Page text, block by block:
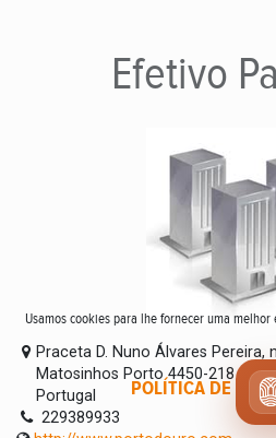
Efetivo
Praceta D. Nuno Álvares Pereira,
Matosinhos Porto 4450-218
Portugal
229389933
Usamos cookies para lhe fornecer uma
POLÍTICA DE